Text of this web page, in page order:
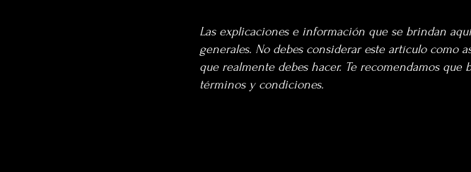
Las explicaciones e información que se brindan
generales. No debes considerar este artículo como
que realmente debes hacer. Te recomendamos que
términos y condiciones.